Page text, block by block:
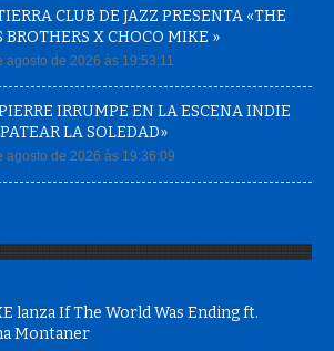
CLUB DE JAZZ PRESENTA «THE
BROTHERS X CHOCO MIKE »
agosto de 2026 às 19:53:11
IRRUMPE EN LA ESCENA INDIE
LA SOLEDAD»
agosto de 2026 às 19:36:09
lanza If The World Was Ending ft.
Montaner